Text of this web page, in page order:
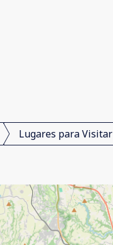
Lugares para Visitar